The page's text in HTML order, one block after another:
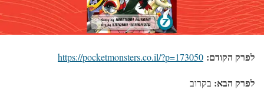
לפרק הקודם: https://pocketmonsters.co.il/?p=173050
לפרק הבא: בקרוב